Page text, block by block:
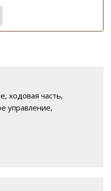
ходовая часть,
управление,